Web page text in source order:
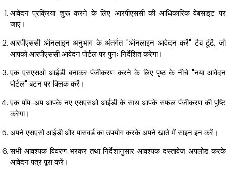
आवेदन प्रक्रिया शुरू करने के लिए आरपीएससी की आधिकारिक वेबसाइट पर
जाएं।
आरपीएससी ऑनलाइन अनुभाग के अंतर्गत "ऑनलाइन आवेदन करें" टैब ढूंढें, जो
आपको आरपीएससी आवेदन पोर्टल पर पुनः निर्देशित करेगा।
एक एसएसओ आईडी बनाकर पंजीकरण करने के लिए पृष्ठ के नीचे "नया आवेदन
पोर्टल" बटन पर क्लिक करें।
एक पॉप-अप आपके नए एसएसओ आईडी के साथ आपके सफल पंजीकरण की पुष्टि
करेगा।
अपने एसएसो आईडी और पासवर्ड का उपयोग करके अपने खाते में साइन इन करें।
सभी आवश्यक विवरण भरकर तथा निर्देशानुसार आवश्यक दस्तावेज अपलोड करके
आवेदन पत्र पूरा करें।